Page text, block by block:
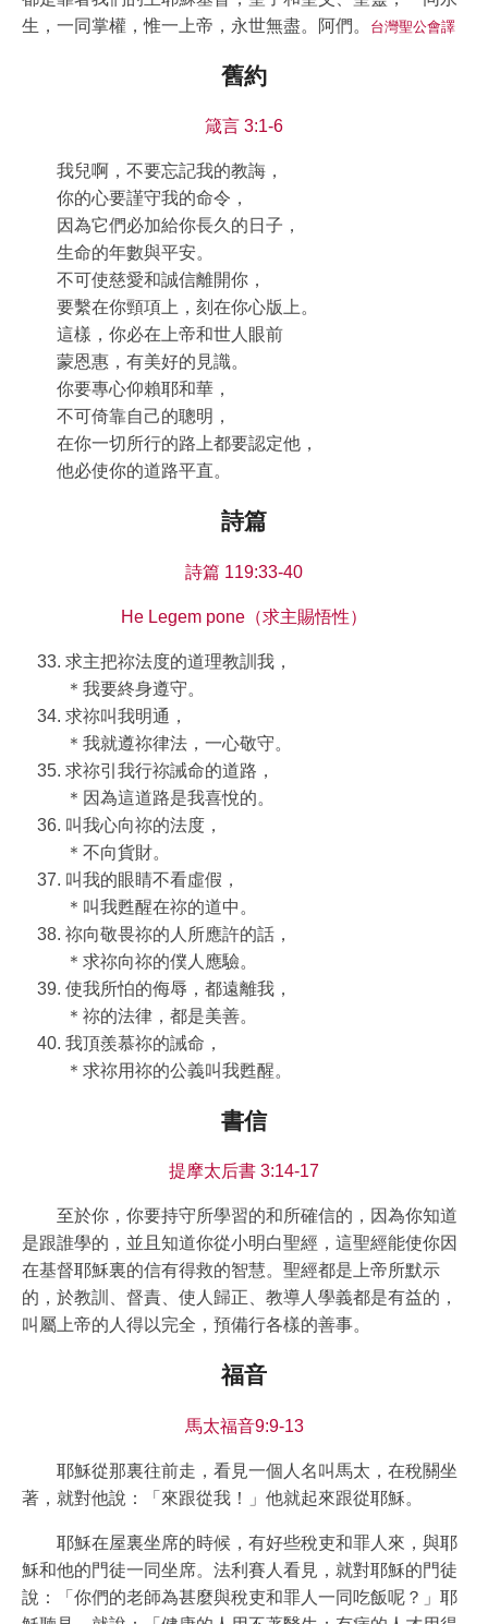
生，一同掌權，惟一上帝，永世無盡。阿們。
台灣聖公會譯
舊約
箴言 3:1-6
我兒啊，不要忘記我的教誨，
你的心要謹守我的命令，
因為它們必加給你長久的日子，
生命的年數與平安。
不可使慈愛和誠信離開你，
要繫在你頸項上，刻在你心版上。
這樣，你必在上帝和世人眼前
蒙恩惠，有美好的見識。
你要專心仰賴耶和華，
不可倚靠自己的聰明，
在你一切所行的路上都要認定他，
他必使你的道路平直。
詩篇
詩篇 119:33-40
He Legem pone（求主賜悟性）
求主把祢法度的道理教訓我，
＊我要終身遵守。
求祢叫我明通，
＊我就遵祢律法，一心敬守。
求祢引我行祢誡命的道路，
＊因為這道路是我喜悅的。
叫我心向祢的法度，
＊不向貨財。
叫我的眼睛不看虛假，
＊叫我甦醒在祢的道中。
祢向敬畏祢的人所應許的話，
＊求祢向祢的僕人應驗。
使我所怕的侮辱，都遠離我，
＊祢的法律，都是美善。
我頂羨慕祢的誡命，
＊求祢用祢的公義叫我甦醒。
書信
提摩太后書 3:14-17
至於你，你要持守所學習的和所確信的，因為你知道
是跟誰學的，並且知道你從小明白聖經，這聖經能使你因
在基督耶穌裏的信有得救的智慧。聖經都是上帝所默示
的，於教訓、督責、使人歸正、教導人學義都是有益的，
叫屬上帝的人得以完全，預備行各樣的善事。
福音
馬太福音9:9-13
耶穌從那裏往前走，看見一個人名叫馬太，在稅關坐
著，就對他說：「來跟從我！」他就起來跟從耶穌。
耶穌在屋裏坐席的時候，有好些稅吏和罪人來，與耶
穌和他的門徒一同坐席。法利賽人看見，就對耶穌的門徒
說：「你們的老師為甚麼與稅吏和罪人一同吃飯呢？」耶